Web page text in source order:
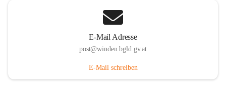
E-Mail Adresse
post@winden.bgld.gv.at
E-Mail schreiben